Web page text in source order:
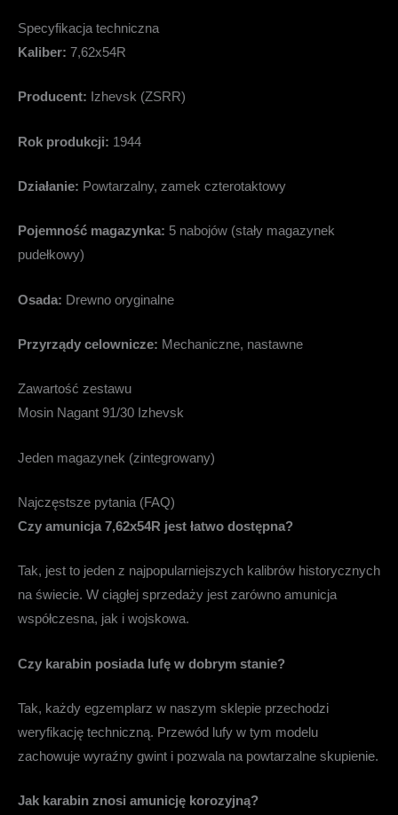
Specyfikacja techniczna
Kaliber: 7,62x54R
Producent: Izhevsk (ZSRR)
Rok produkcji: 1944
Działanie: Powtarzalny, zamek czterotaktowy
Pojemność magazynka: 5 nabojów (stały magazynek
pudełkowy)
Osada: Drewno oryginalne
Przyrządy celownicze: Mechaniczne, nastawne
Zawartość zestawu
Mosin Nagant 91/30 Izhevsk
Jeden magazynek (zintegrowany)
Najczęstsze pytania (FAQ)
Czy amunicja 7,62x54R jest łatwo dostępna?
Tak, jest to jeden z najpopularniejszych kalibrów historycznych
na świecie. W ciągłej sprzedaży jest zarówno amunicja
współczesna, jak i wojskowa.
Czy karabin posiada lufę w dobrym stanie?
Tak, każdy egzemplarz w naszym sklepie przechodzi
weryfikację techniczną. Przewód lufy w tym modelu
zachowuje wyraźny gwint i pozwala na powtarzalne skupienie.
Jak karabin znosi amunicję korozyjną?